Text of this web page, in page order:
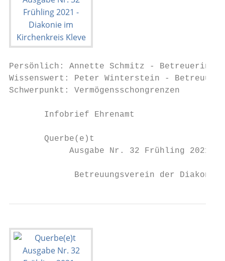
Persönlich: Annette Schmitz - Betreuerin
Wissenswert: Peter Winterstein - Betreuung
Schwerpunkt: Vermögensschongrenzen
       Infobrief Ehrenamt
       Querbe(e)t
            Ausgabe Nr. 32 Frühling 2021
Betreuungsverein der Diakonie